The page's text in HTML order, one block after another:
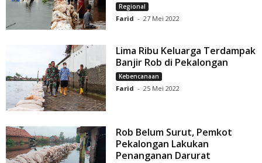
Regional
Farid - 27 Mei 2022
Lima Ribu Keluarga Terdampak
Banjir Rob di Pekalongan
Kebencanaan
Farid - 25 Mei 2022
Rob Belum Surut, Pemkot
Pekalongan Lakukan
Penanganan Darurat